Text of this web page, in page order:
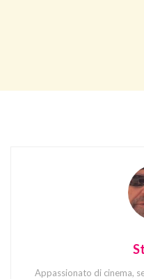
Appassionato di cinema,